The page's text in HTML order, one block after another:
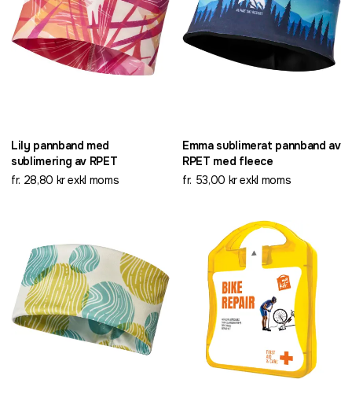
Lily pannband med
sublimering av RPET
fr. 28,80 kr exkl moms
Emma sublimerat pannband av
RPET med fleece
fr. 53,00 kr exkl moms